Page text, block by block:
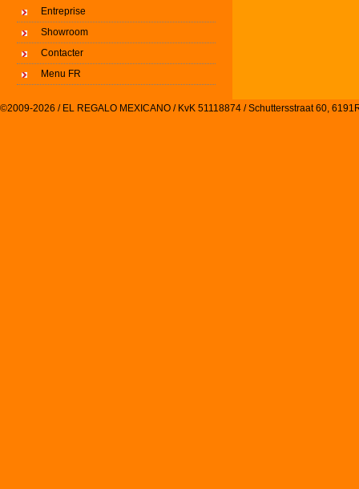
Entreprise
Showroom
Contacter
Menu FR
©2009-2026 / EL REGALO MEXICANO / KvK 51118874 / Schuttersstraat 60,